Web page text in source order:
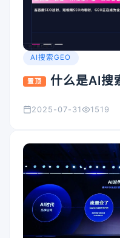
AI搜索GEO
置顶
什么是AI搜
2025-07-31 1519